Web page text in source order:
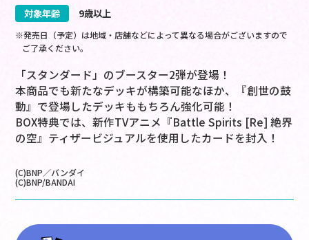
対象年齢
9歳以上
※発売日（予定）は地域・店舗などによって異なる場合がございますので
ご了承ください。
「スタンダード」のブースター2弾が登場！
本商品でも新たなデッキが構築可能なほか、『創世の鼓
動』で登場したデッキももちろん強化可能！
BOX特典では、新作TVアニメ『Battle Spirits [Re] 絶界
の空』ティザービジュアルを使用したカードを封入！
(C)BNP／バンダイ
(C)BNP/BANDAI